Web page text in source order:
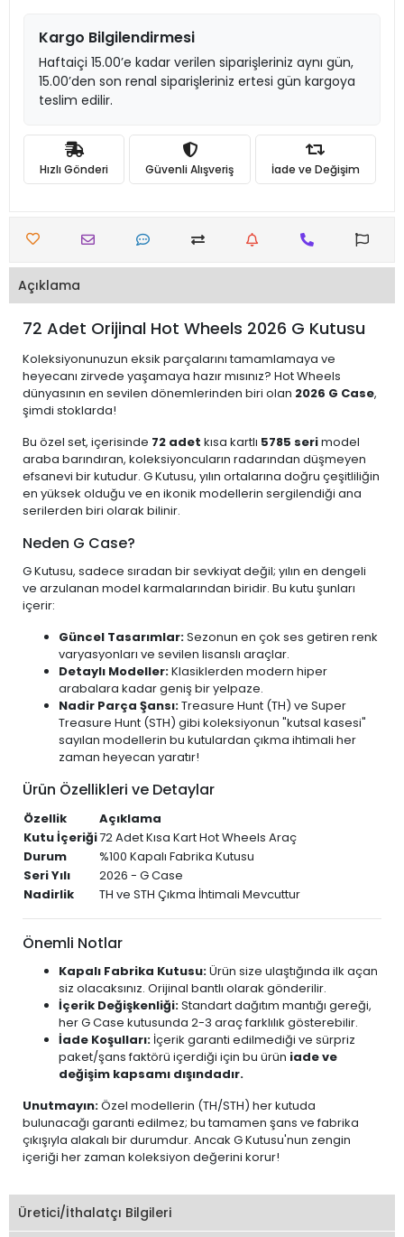
Kargo Bilgilendirmesi
Haftaiçi 15.00’e kadar verilen siparişleriniz aynı gün,
15.00’den son renal siparişleriniz ertesi gün kargoya
teslim edilir.
Hızlı Gönderi Güvenli Alışveriş İade ve Değişim
Açıklama
72 Adet Orijinal Hot Wheels 2026 G Kutusu
Koleksiyonunuzun eksik parçalarını tamamlamaya ve
heyecanı zirvede yaşamaya hazır mısınız? Hot Wheels
dünyasının en sevilen dönemlerinden biri olan 2026 G Case,
şimdi stoklarda!
Bu özel set, içerisinde 72 adet kısa kartlı 5785 serimodel
araba barındıran, koleksiyoncuların radarından düşmeyen
efsanevi bir kutudur. G Kutusu, yılın ortalarına doğru çeşitliliğin
en yüksek olduğu ve en ikonik modellerin sergilendiği ana
serilerden biri olarak bilinir.
Neden G Case?
G Kutusu, sadece sıradan bir sevkiyat değil; yılın en dengeli
ve arzulanan model karmalarından biridir. Bu kutu şunları
içerir:
Güncel Tasarımlar:Sezonun en çok ses getiren renk
varyasyonları ve sevilen lisanslı araçlar.
Detaylı Modeller:Klasiklerden modern hiper
arabalara kadar geniş bir yelpaze.
Nadir Parça Şansı:Treasure Hunt (TH) ve Super
Treasure Hunt (STH) gibi koleksiyonun "kutsal kasesi"
sayılan modellerin bu kutulardan çıkma ihtimali her
zaman heyecan yaratır!
Ürün Özellikleri ve Detaylar
Özellik
Açıklama
Kutu İçeriği72 Adet Kısa Kart Hot Wheels Araç
Durum
%100 Kapalı Fabrika Kutusu
Seri Yılı
2026 - G Case
Nadirlik
TH ve STH Çıkma İhtimali Mevcuttur
Önemli Notlar
Kapalı Fabrika Kutusu:Ürün size ulaştığında ilk açan
siz olacaksınız. Orijinal bantlı olarak gönderilir.
İçerik Değişkenliği:Standart dağıtım mantığı gereği,
her G Case kutusunda 2-3 araç farklılık gösterebilir.
İade Koşulları: İçerik garanti edilmediği ve sürpriz
paket/şans faktörü içerdiği için bu ürün iade ve
değişim kapsamı dışındadır.
Unutmayın:Özel modellerin (TH/STH) her kutuda
bulunacağı garanti edilmez; bu tamamen şans ve fabrika
çıkışıyla alakalı bir durumdur. Ancak G Kutusu'nun zengin
içeriği her zaman koleksiyon değerini korur!
Üretici/İthalatçı Bilgileri